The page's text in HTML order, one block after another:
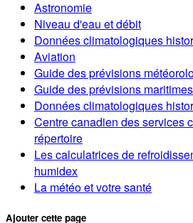
Astronomie
Niveau d'eau et débit
Données climatologiques
Aviation
Guide des prévisions
Guide des prévisions maritimes
Données climatologiques
Centre canadien des services
répertoire
Les calculatrices de
humidex
La météo et votre santé
Ajouter cette page